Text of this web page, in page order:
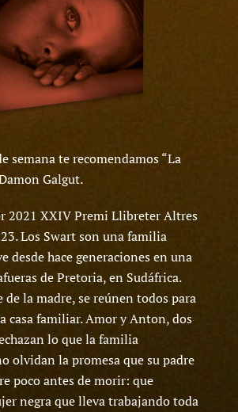
semana te recomendamos “La
Galgut.
2021 XXIV Premi Llibreter Altres
Los Swart son una familia
desde hace generaciones en una
de Pretoria, en Sudáfrica.
de la madre, se reúnen todos para
casa familiar. Amor y Anton, dos
lo que la familia
olvidan la promesa que su padre
poco antes de morir: que
negra que lleva trabajando toda